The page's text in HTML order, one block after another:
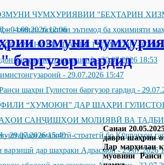
ҶУМҲУРИЯВИИ "БЕҲТАРИН
-04.08.2026 12:06
- омили таҳкими эътимод ба ҳокимияти
НАВИ ШАҲРИ ГУЛИСТОН-
хадамоти оташнишонӣ-30.07.2026 18:53
- 29.07.2026 15:47
шаҳри Гулистон баргузор гардид -
“ҲУМОЮН” ДАР ШАҲРИ
САНҶИШҲОИ МОЛИЯВӢ ВА
-29.07.2026 15:40амалиётӣ-стратегӣ бо Қӯшунҳои
варзишӣ дар шаҳраки Адрасмон-23.07.2026
озмуни
баргузор гардид
Санаи
даври шаҳрии
Дар марҳилаи
муовини